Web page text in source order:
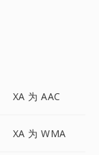
XA 为 AAC
XA 为 WMA